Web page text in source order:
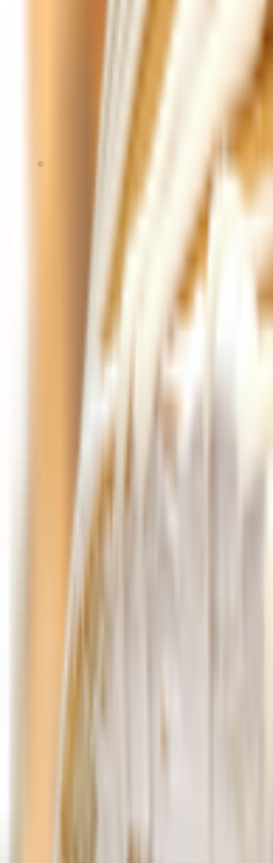
Кетчуп, соус,
Крахмал
Мука, мучные
Растительные масла
Сахар
Соль
Специи,
Сладости, кондитерские
Вафли
Драже
Жевательная
Зефир
Конфеты, карамель
Мармелад, пастила
Наборы конфет
Печенье
Попкорн,
Торты, пирожные,
Крупы, макаронные
Горох,
Крупа